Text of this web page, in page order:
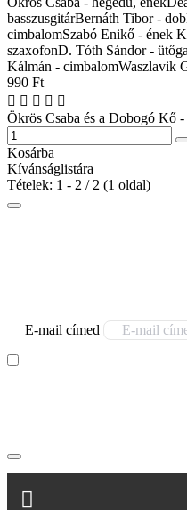
basszusgitárBernáth Tibor -
cimbalomSzabó Enikő - ének
szaxofonD. Tóth Sándor -
Kálmán - cimbalomWaszlavik
990 Ft
Ökrös Csaba és a Dobogó Kő
Kosárba
Kívánságlistára
Tételek: 1 - 2 / 2 (1 oldal)
E-mail címed